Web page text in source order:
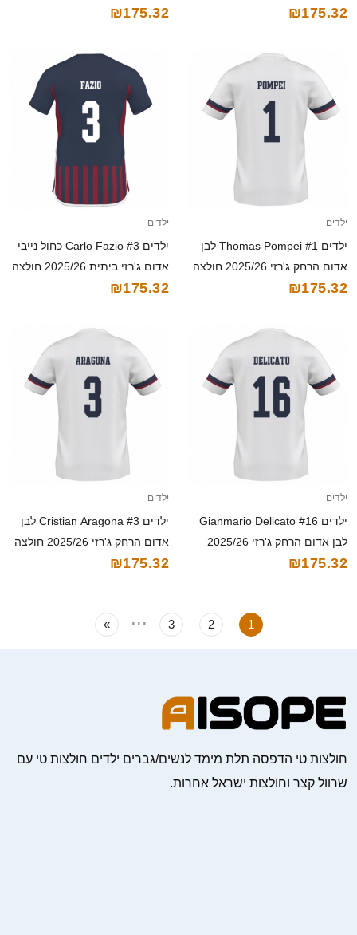
חולצה קצרה
₪175.32
2025/26 חולצה קצרה
₪175.32
ילדים
ילדים Thomas Pompei #1 לבן
אדום הרחק ג'רזי 2025/26 חולצה
קצרה
₪175.32
ילדים
ילדים Carlo Fazio #3 כחול נייבי
אדום ג'רזי ביתית 2025/26 חולצה
קצרה
₪175.32
ילדים
ילדים Gianmario Delicato #16
לבן אדום הרחק ג'רזי 2025/26
חולצה קצרה
₪175.32
ילדים
ילדים Cristian Aragona #3 לבן
אדום הרחק ג'רזי 2025/26 חולצה
קצרה
₪175.32
1
2
3
...
»
חולצות טי הדפסה תלת מימד לנשים/גברים ילדים חולצות טי עם
שרוול קצר וחולצות ישראל אחרות.